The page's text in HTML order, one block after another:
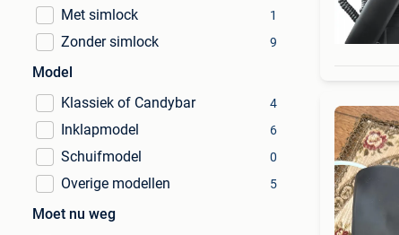
Met simlock
1
Zonder simlock 9
Model
Klassiek of Candybar
4
Inklapmodel 6
Schuifmodel 0
Overige modellen 5
Moet nu weg